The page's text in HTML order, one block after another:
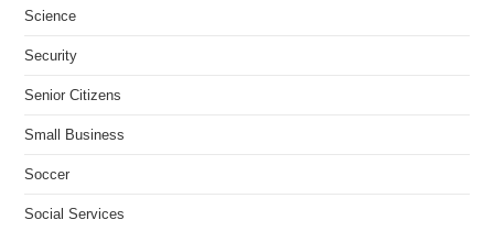
Science
Security
Senior Citizens
Small Business
Soccer
Social Services